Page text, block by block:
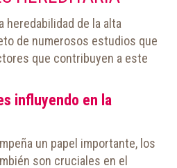
heredabilidad de la alta
de numerosos estudios que
que contribuyen a este
influyendo en la
un papel importante, los
son cruciales en el